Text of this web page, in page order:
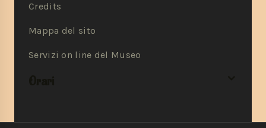
Credits
Mappa del sito
Servizi on line del Museo